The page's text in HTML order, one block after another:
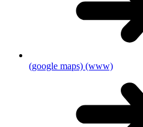
(google maps) (www)